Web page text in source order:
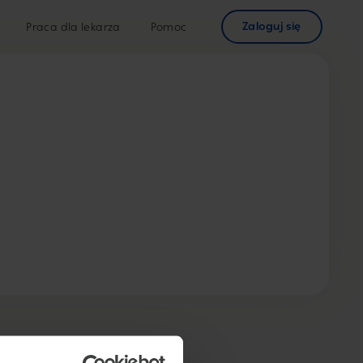
Praca dla lekarza Pomoc Zaloguj się